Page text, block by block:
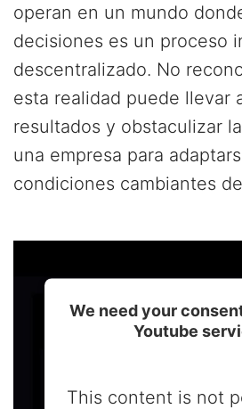
operan en un mundo
decisiones es un proceso
descentralizado. No
esta realidad puede llevar
resultados y obstaculizar
una empresa para
condiciones cambiantes
We need your
Youtube
This content is not